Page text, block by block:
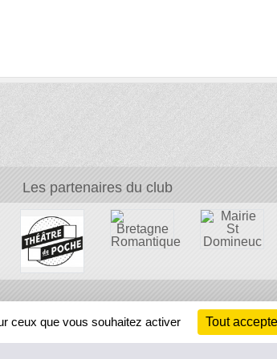
Les partenaires du club
ceux que vous souhaitez activer Tout